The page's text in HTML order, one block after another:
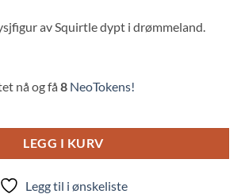
av Squirtle dypt i drømmeland.
nå og få 8 NeoTokens!
LEGG I KURV
Legg til i ønskeliste